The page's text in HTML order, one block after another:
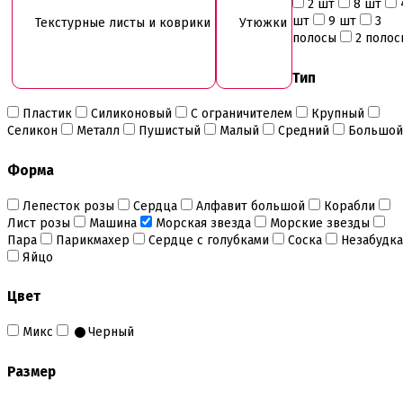
Инструменты для моделирования
Плунжеры вырубки штампы для мастики
Силиконовые молды
Текстурные листы и коврики
Коврики армированные
Кондитерские наборы
Кондитерские розы
Кондитерский желатин
Кондитерский инвентарь
Текстурные листы и коврики Утюжки
2 шт
8 шт
шт
9 шт
3
полосы
2
Тип
Пластик Силиконовый С ограничителем
Крупный
Селикон
Металл Пушистый Малый Средний Большой
Форма
Лепесток розы Сердца Алфавит большой
Корабли
Лист розы
Машина Морская звезда
Морские звезды
Пара
Парикмахер Сердце с голубками Соска
Незабудка
Яйцо
Цвет
Микс Черный
Размер